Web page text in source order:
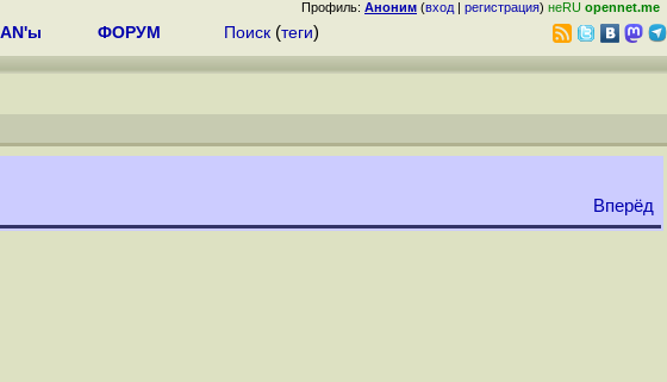
Профиль: Аноним (вход | регистрация) неRU opennet.me
ФОРУМ Поиск (теги)
Вперёд